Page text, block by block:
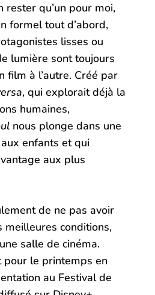
rester qu’un pour moi,
formel tout d’abord,
lisses ou
lumière sont toujours
film à l’autre. Créé par
, qui explorait déjà la
humaines,
nous plonge dans une
enfants et qui
aux plus
de ne pas avoir
conditions,
salle de cinéma.
pour le printemps en
au Festival de